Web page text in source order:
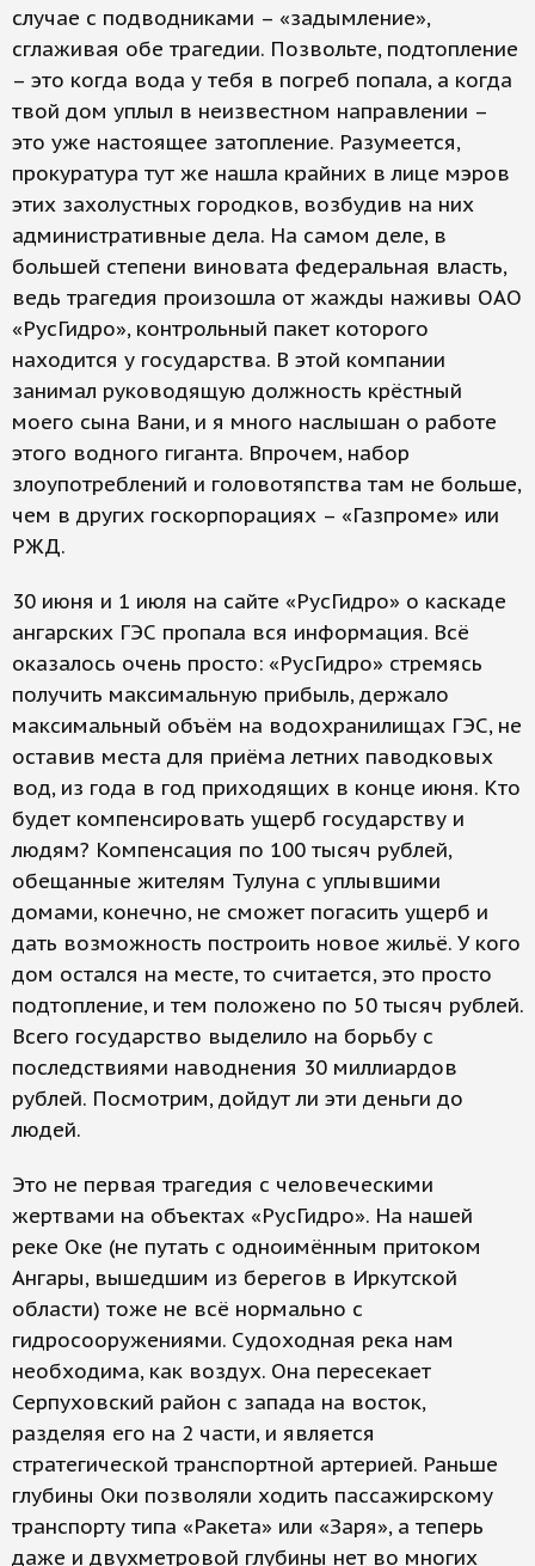
случае с подводниками – «задымление»,
сглаживая обе трагедии. Позвольте, подтопление
– это когда вода у тебя в погреб попала, а когда
твой дом уплыл в неизвестном направлении –
это уже настоящее затопление. Разумеется,
прокуратура тут же нашла крайних в лице мэров
этих захолустных городков, возбудив на них
административные дела. На самом деле, в
большей степени виновата федеральная власть,
ведь трагедия произошла от жажды наживы ОАО
«РусГидро», контрольный пакет которого
находится у государства. В этой компании
занимал руководящую должность крёстный
моего сына Вани, и я много наслышан о работе
этого водного гиганта. Впрочем, набор
злоупотреблений и головотяпства там не больше,
чем в других госкорпорациях – «Газпроме» или
РЖД.
30 июня и 1 июля на сайте «РусГидро» о каскаде
ангарских ГЭС пропала вся информация. Всё
оказалось очень просто: «РусГидро» стремясь
получить максимальную прибыль, держало
максимальный объём на водохранилищах ГЭС, не
оставив места для приёма летних паводковых
вод, из года в год приходящих в конце июня. Кто
будет компенсировать ущерб государству и
людям? Компенсация по 100 тысяч рублей,
обещанные жителям Тулуна с уплывшими
домами, конечно, не сможет погасить ущерб и
дать возможность построить новое жильё. У кого
дом остался на месте, то считается, это просто
подтопление, и тем положено по 50 тысяч рублей.
Всего государство выделило на борьбу с
последствиями наводнения 30 миллиардов
рублей. Посмотрим, дойдут ли эти деньги до
людей.
Это не первая трагедия с человеческими
жертвами на объектах «РусГидро». На нашей
реке Оке (не путать с одноимённым притоком
Ангары, вышедшим из берегов в Иркутской
области) тоже не всё нормально с
гидросооружениями. Судоходная река нам
необходима, как воздух. Она пересекает
Серпуховский район с запада на восток,
разделяя его на 2 части, и является
стратегической транспортной артерией. Раньше
глубины Оки позволяли ходить пассажирскому
транспорту типа «Ракета» или «Заря», а теперь
даже и двухметровой глубины нет во многих